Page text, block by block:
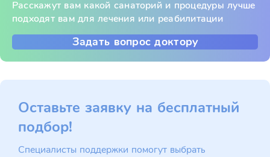
Расскажут вам какой санаторий и процедуры лучше
подходят вам для лечения или реабилитации
Задать вопрос доктору
Оставьте заявку на бесплатный
подбор!
Специалисты поддержки помогут выбрать